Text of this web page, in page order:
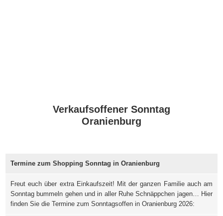
Verkaufsoffener Sonntag
Oranienburg
Termine zum Shopping Sonntag in Oranienburg
Freut euch über extra Einkaufszeit! Mit der ganzen Familie auch am
Sonntag bummeln gehen und in aller Ruhe Schnäppchen jagen… Hier
finden Sie die Termine zum Sonntagsoffen in Oranienburg 2026: